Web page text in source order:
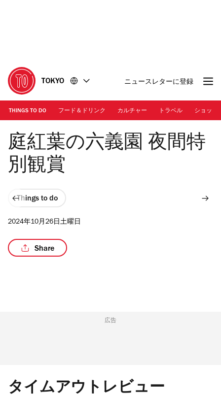
に
移
動
移
動
TOKYO ニュースレターに登録
THINGS TO DO フード＆ドリンク カルチャー トラベル ショッピ
Photo: Hiro1775/Dreamstime
庭紅葉の六義園 夜間特
別観賞
Things to do
2024年10月26日土曜日
Share
広告
タイムアウトレビュー